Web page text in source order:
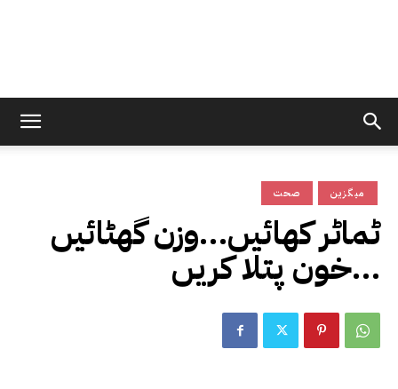
صحت میگزین
ٹماٹر کھائیں…وزن گھٹائیں
…خون پتلا کریں